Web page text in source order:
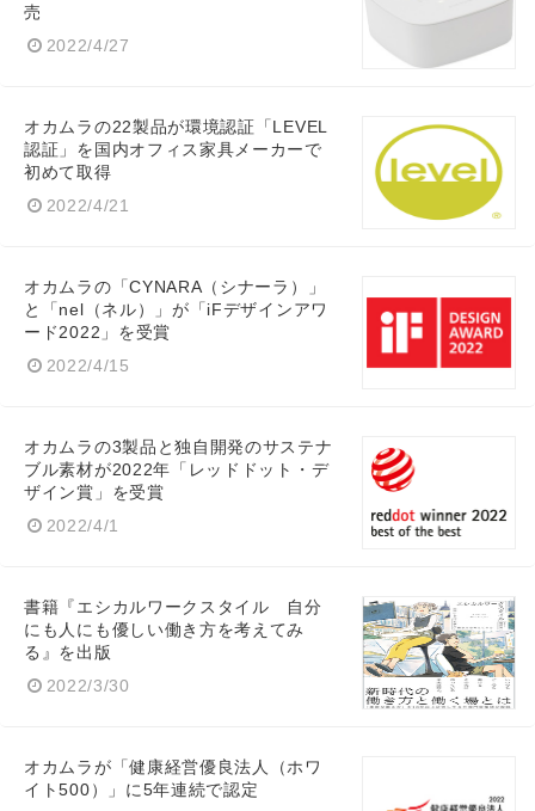
売
2022/4/27
オカムラの22製品が環境認証「LEVEL
認証」を国内オフィス家具メーカーで
初めて取得
2022/4/21
オカムラの「CYNARA（シナーラ）」
と「nel（ネル）」が「iFデザインアワ
ード2022」を受賞
2022/4/15
オカムラの3製品と独自開発のサステナ
ブル素材が2022年「レッドドット・デ
ザイン賞」を受賞
2022/4/1
書籍『エシカルワークスタイル 自分
にも人にも優しい働き方を考えてみ
る』を出版
2022/3/30
オカムラが「健康経営優良法人（ホワ
イト500）」に5年連続で認定